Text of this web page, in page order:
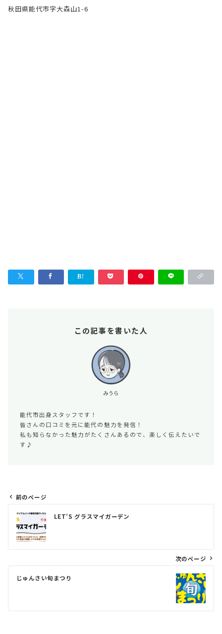
秋田県能代市字大森山1-6
この記事を書いた人
みうら
能代市出身スタッフです！
皆さんの口コミを元に能代の魅力を発信！
私も知らなかった魅力がたくさんあるので、楽しく伝えたいで
す♪
投
稿
ナ
前のページ
LET’S グラスマイガーデン
次のページ
じゅんさい旬まつり